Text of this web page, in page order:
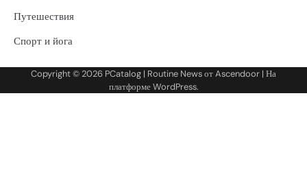
Путешествия
Спорт и йога
Copyright © 2026 PCatalog | Routine News отAscendoor | На
платформеWordPress.